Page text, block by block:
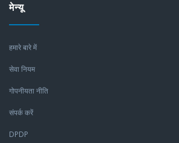
मेन्यू
हमारे बारे में
सेवा नियम
गोपनीयता नीति
संपर्क करें
DPDP